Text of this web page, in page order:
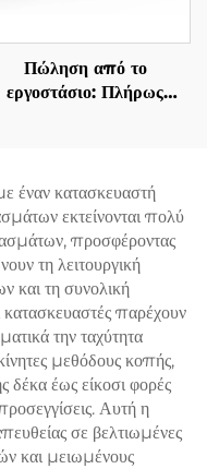
Πώληση από το
εργοστάσιο: Πλήρως
έναν κατασκευαστή
εκτείνονται πολύ
προσφέροντας
τη λειτουργική
και τη συνολική
κατασκευαστές παρέχουν
την ταχύτητα
μεθόδους κοπής,
δέκα έως είκοσι φορές
Αυτή η
σε βελτιωμένες
και μειωμένους